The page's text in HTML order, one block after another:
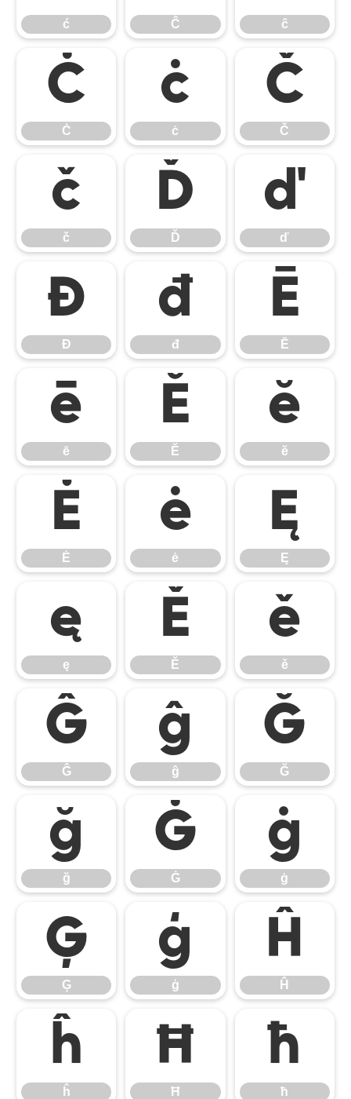
ć Ĉ ĉ
Ċ
Ċ
ċ
ċ
Č
Č
č
č
Ď
Ď
ď
ď
Đ
Đ
đ
đ
Ē
Ē
ē
ē
Ĕ
Ĕ
ĕ
ĕ
Ė
Ė
ė
ė
Ę
Ę
ę
ę
Ě
Ě
ě
ě
Ĝ
Ĝ
ĝ
ĝ
Ğ
Ğ
ğ
ğ
Ġ
Ġ
ġ
ġ
Ģ
Ģ
ģ
ģ
Ĥ
Ĥ
ĥ
ĥ
Ħ
Ħ
ħ
ħ